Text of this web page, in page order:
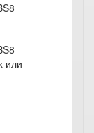
или